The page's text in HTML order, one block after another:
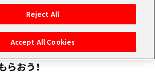
で】応援ツイートをしてステラ
らおう！
Reject All
Accept All Cookies